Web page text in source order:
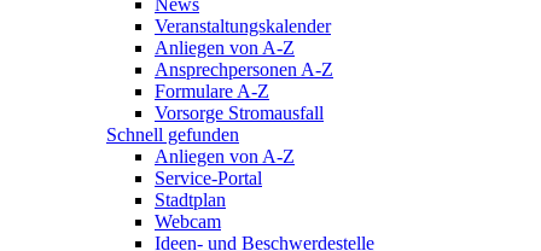
News
Veranstaltungskalender
Anliegen von A-Z
Ansprechpersonen A-Z
Formulare A-Z
Vorsorge Stromausfall
Schnell gefunden
Anliegen von A-Z
Service-Portal
Stadtplan
Webcam
Ideen- und Beschwerdestelle